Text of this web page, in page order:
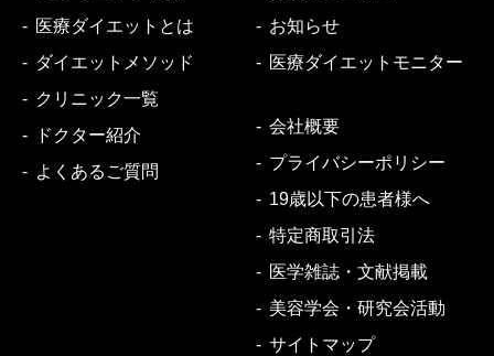
医療ダイエットとは
ダイエットメソッド
クリニック一覧
ドクター紹介
よくあるご質問
お知らせ
医療ダイエットモニター
会社概要
プライバシーポリシー
19歳以下の患者様へ
特定商取引法
医学雑誌・文献掲載
美容学会・研究会活動
サイトマップ